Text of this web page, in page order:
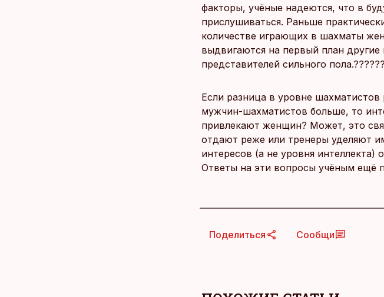
факторы, учёные надеются, что в
прислушиваться. Раньше
количестве играющих в шахматы
выдвигаются на первый план
представителей сильного
Если разница в уровне шахматистов
мужчин-шахматистов больше, то
привлекают женщин? Может, это
отдают реже или тренеры уделяют
интересов (а не уровня интеллекта)
Ответы на эти вопросы учёным ещё
Поделиться Сообщи